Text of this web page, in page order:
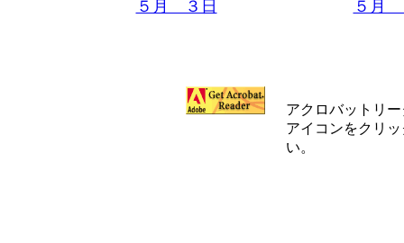
５月 ３日 ５月
アクロバットリ
アイコンをクリ
い。